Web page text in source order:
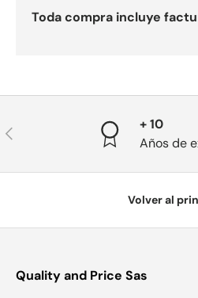
Toda compra incluye
Anterior
+ 10
Años de
Volver al
Quality and Price Sas